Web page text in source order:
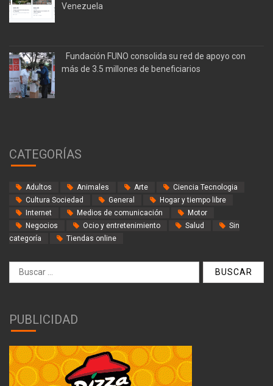
Venezuela
Fundación FUNO consolida su red de apoyo con
más de 3.5 millones de beneficiarios
CATEGORÍAS
Adultos Animales Arte
Ciencia Tecnologia
Cultura Sociedad
General
Hogar y tiempo libre
Internet
Medios de comunicación
Motor
Negocios
Ocio y entretenimiento Salud
Sin
categoría
Tiendas online
Buscar:
PUBLICIDAD